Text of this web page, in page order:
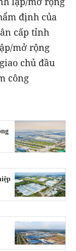
định của
cấp tỉnh
mở rộng
chủ đầu
công